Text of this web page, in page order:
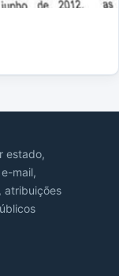
estado,
mail,
atribuições